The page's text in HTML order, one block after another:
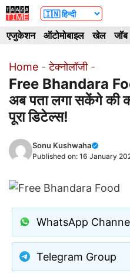
Skip
to
content
एजुकेशन ऑटोमोबाइल खेल जॉब
Home -टेक्नोलॉजी-
Free Bhandara
अब पता लगा सकेंगे की
पूरा डिटेल्स!
Sonu Kushwaha
Published on: 16 January
WhatsApp
Telegram Group